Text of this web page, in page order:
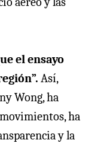
el ensayo
Así,
Wong, ha
ha
y la